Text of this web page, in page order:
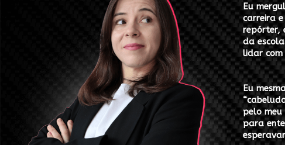
Eu
carreira
repórter,
da
lidar
Eu
pelo
para